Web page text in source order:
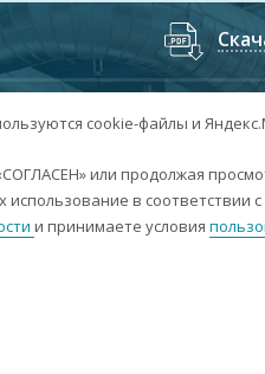
) 50-60-74;+7 (3852) 50-
пр. Ленина, 158А, Н1/
выходные
cookie-файлы и
или продолжая
в соответствии
и принимаете условия